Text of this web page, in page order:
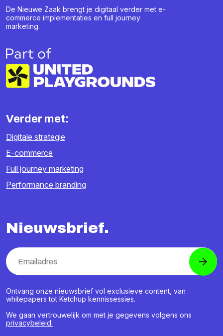
De Nieuwe Zaak brengt je digitaal verder met e-
commerce implementaties en full journey
marketing.
Verder met:
Digitale strategie
E-commerce
Full journey marketing
Performance branding
Nieuwsbrief.
Ontvang onze nieuwsbrief vol exclusieve content, van
whitepapers tot Ketchup kennissessies.
We gaan vertrouwelijk om met je gegevens volgens ons
privacybeleid.